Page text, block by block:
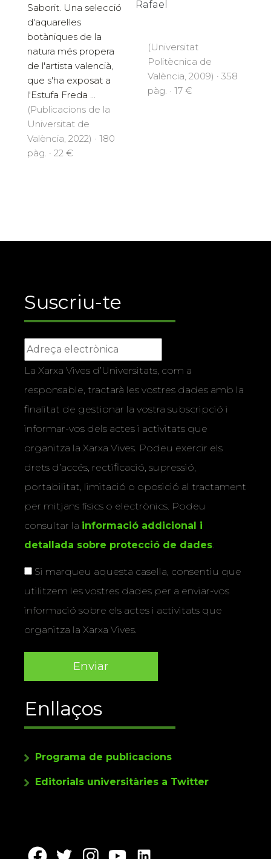
Saborit. Una selecció
d'aquarel·les
botàniques de la
natura més propera
de l'artista valencià,
que s'ha exposat a
l'Estufa Freda ...
(Publicacions de la
Universitat de
València, 2022) · 180
pàg. · 22 €
Rafael
(Universitat
Politècnica de
València, 2009) · 358
pàg. · 17 €
Suscriu-te
La Xarxa Vives d’Universitats, com a
responsable, tractarà les vostres dades amb la
finalitat de gestionar la vostra subscripció i
informar-vos dels actes i activitats que
organitza la Xarxa Vives. Podeu exercir els
drets d’accés, rectificació, supressió,
portabilitat, limitació o oposició al tractament
per mitjans físics o electrònics. Podeu
consultar la informació addicional i
detallada sobre protecció de dades.
Si marqueu aquesta casella, consentiu que
utilitzem les vostres dades per a enviar-vos
informació sobre els actes i activitats que
organitza la Xarxa Vives.
Enllaços
Programa de publicacions
Editorials universitàries a Twitter